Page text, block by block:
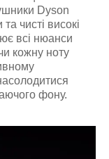
Dyson
чисті високі
всі нюанси
кожну ноту
фону.